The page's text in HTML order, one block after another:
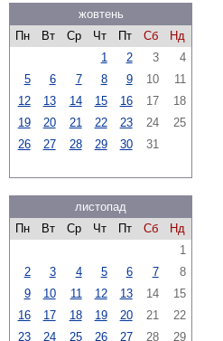
жовтень
Пн
Вт Ср Чт Пт Сб
Нд
1
2 3
4
5
6 7 8 9 10
11
12
13 14 15 16 17
18
19
20 21 22 23 24
25
26
27 28 29 30 31
листопад
Пн
Вт Ср Чт Пт Сб
Нд
1
2
3 4 5 6 7
8
9
10 11 12 13 14
15
16
17 18 19 20 21
22
23
24 25 26 27 28
29